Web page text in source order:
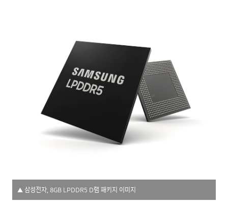
▲ 삼성전자, 8GB LPDDR5 D램 패키지 이미지